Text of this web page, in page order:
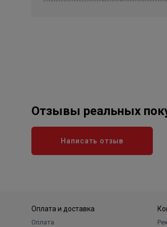
Отзывы реальных
Написать отзыв
Оплата и доставка
Оплата